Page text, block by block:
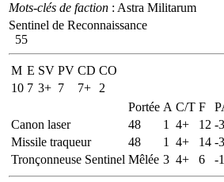
Mots-clés de faction : Astra Militarum
Sentinel de Reconnaissance
55
M E SV PV CD CO
10 7 3+ 7 7+
2
Portée A C/T F
Canon laser
48 1 4+ 12 -3
Missile traqueur
48 1 4+ 14 -3
Tronçonneuse Sentinel Mêlée 3 4+ 6 -1